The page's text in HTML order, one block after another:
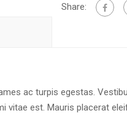
Share:
ac turpis egestas.
vitae est. Mauris placerat